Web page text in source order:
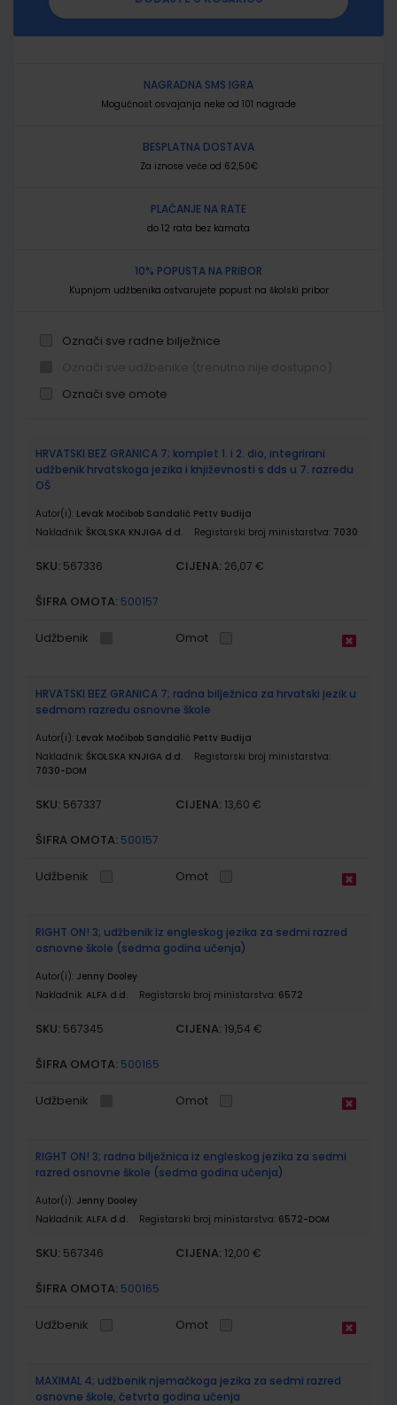
NAGRADNA SMS IGRA
Mogućnost osvajanja neke od 101 nagrade
BESPLATNA DOSTAVA
Za iznose veće od 62,50€
PLAĆANJE NA RATE
do 12 rata bez kamata
10% POPUSTA NA PRIBOR
Kupnjom udžbenika ostvarujete popust na školski pribor
Označi sve radne bilježnice
Označi sve omote
proizvodi
HRVATSKI BEZ GRANICA 7; komplet 1. i 2. dio, integrirani
udžbenik hrvatskoga jezika i književnosti s dds u 7. razredu
OŠ
Autor(i): Levak Močibob Sandalić Pettv Budija
Nakladnik: ŠKOLSKA KNJIGA d.d. Registarski broj ministarstva: 7030
SKU: 567336 CIJENA: 26,07 €
ŠIFRA OMOTA: 500157
Udžbenik Omot
HRVATSKI BEZ GRANICA 7; radna bilježnica za hrvatski jezik u
sedmom razredu osnovne škole
Autor(i): Levak Močibob Sandalić Pettv Budija
Nakladnik: ŠKOLSKA KNJIGA d.d.
Registarski broj ministarstva:
7030-DOM
SKU: 567337 CIJENA: 13,60 €
ŠIFRA OMOTA: 500157
Udžbenik Omot
RIGHT ON! 3; udžbenik iz engleskog jezika za sedmi razred
osnovne škole (sedma godina učenja)
Autor(i): Jenny Dooley
Nakladnik: ALFA d.d. Registarski broj ministarstva: 6572
SKU: 567345 CIJENA: 19,54 €
ŠIFRA OMOTA: 500165
Udžbenik Omot
RIGHT ON! 3; radna bilježnica iz engleskog jezika za sedmi
razred osnovne škole (sedma godina učenja)
Autor(i): Jenny Dooley
Nakladnik: ALFA d.d. Registarski broj ministarstva: 6572-DOM
SKU: 567346 CIJENA: 12,00 €
ŠIFRA OMOTA: 500165
Udžbenik Omot
MAXIMAL 4; udžbenik njemačkoga jezika za sedmi razred
osnovne škole, četvrta godina učenja